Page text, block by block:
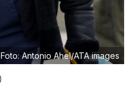
Foto: Antonio Ahel/ATA images